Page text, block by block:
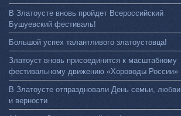
В Златоусте вновь пройдет Всероссийский
Бушуевский фестиваль!
Большой успех талантливого златоустовца!
Златоуст вновь присоединится к масштабному
фестивальному движению «Хороводы России»
В Златоусте отпраздновали День семьи, любви
и верности